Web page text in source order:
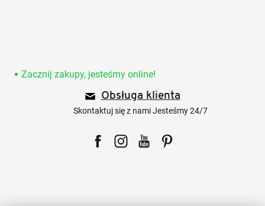
Zacznij zakupy, jesteśmy online!
Obsługa klienta
Skontaktuj się z nami Jesteśmy 24/7